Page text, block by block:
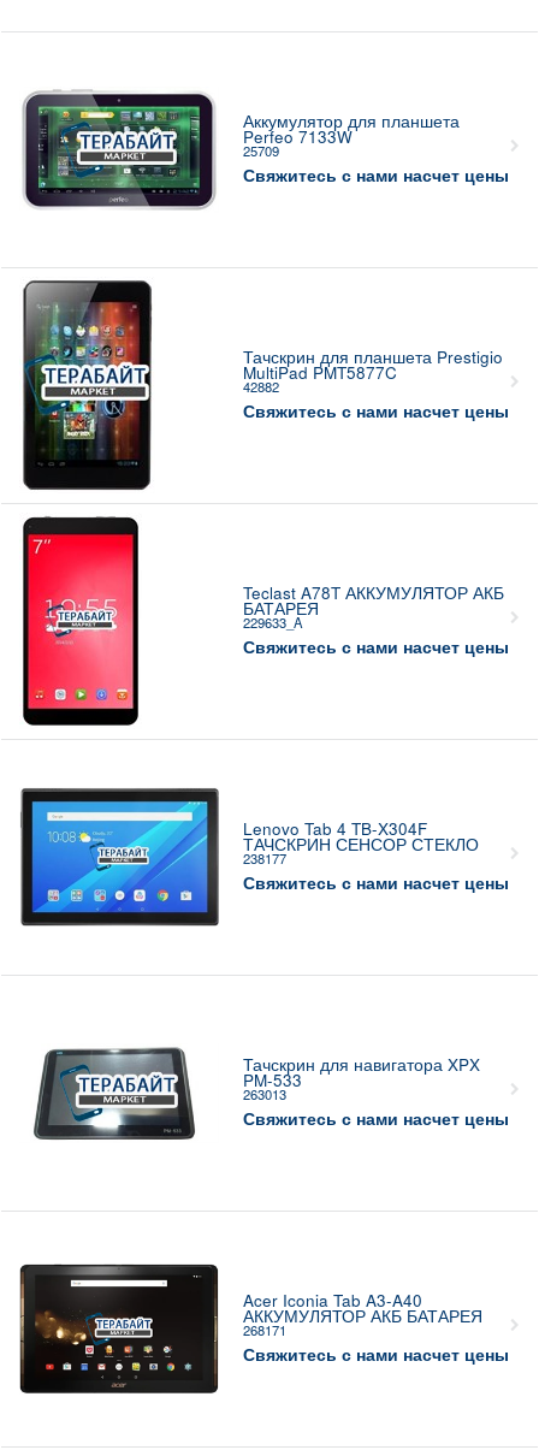
Аккумулятор для планшета
Perfeo 7133W
25709
Свяжитесь с нами насчет цены
Тачскрин для планшета Prestigio
MultiPad PMT5877C
42882
Свяжитесь с нами насчет цены
Teclast A78T АККУМУЛЯТОР АКБ
БАТАРЕЯ
229633_A
Свяжитесь с нами насчет цены
Lenovo Tab 4 TB-X304F
ТАЧСКРИН СЕНСОР СТЕКЛО
238177
Свяжитесь с нами насчет цены
Тачскрин для навигатора XPX
PM-533
263013
Свяжитесь с нами насчет цены
Acer Iconia Tab A3-A40
АККУМУЛЯТОР АКБ БАТАРЕЯ
268171
Свяжитесь с нами насчет цены